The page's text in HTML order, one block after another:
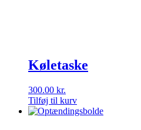
Køletaske
300.00 kr.
Tilføj til kurv